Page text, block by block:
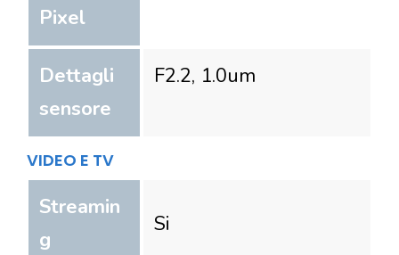
Pixel
Dettagli
sensore
F2.2, 1.0um
VIDEO E TV
Streamin
g
Si